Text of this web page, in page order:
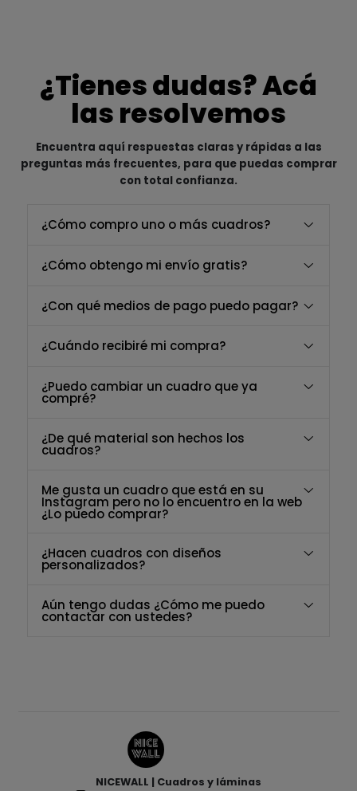
¿Tienes dudas? Acá
las resolvemos
Encuentra aquí respuestas claras y rápidas a las
preguntas más frecuentes, para que puedas comprar
con total confianza.
¿Cómo compro uno o más cuadros?
¿Cómo obtengo mi envío gratis?
¿Con qué medios de pago puedo pagar?
¿Cuándo recibiré mi compra?
¿Puedo cambiar un cuadro que ya
compré?
¿De qué material son hechos los
cuadros?
Me gusta un cuadro que está en su
Instagram pero no lo encuentro en la web
¿Lo puedo comprar?
¿Hacen cuadros con diseños
personalizados?
Aún tengo dudas ¿Cómo me puedo
contactar con ustedes?
NICEWALL | Cuadros y láminas